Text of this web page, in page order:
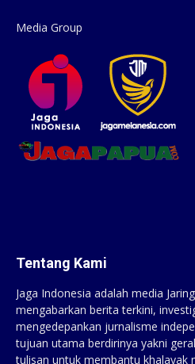
Media Group
Tentang Kami
Jaga Indonesia adalah media
mengabarkan berita terkini,
mengedepankan jurnalisme
tujuan utama berdirinya yakni
tulisan untuk membantu khalayak